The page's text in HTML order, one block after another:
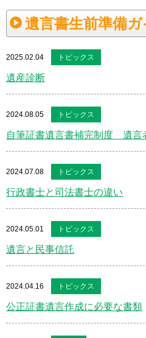
遺言書生前準備
2025.02.04 トピックス
遺産診断
2024.08.05 トピックス
自筆証書遺言書補完制度 遺言
2024.07.08 トピックス
行政書士と司法書士の違い
2024.05.01 トピックス
遺言と民事信託
2024.04.16 トピックス
公正証書遺言作成に必要な書類